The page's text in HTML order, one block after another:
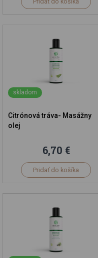
skladom
Citrónová tráva- Masážny
olej
6,70 €
Pridať do košíka